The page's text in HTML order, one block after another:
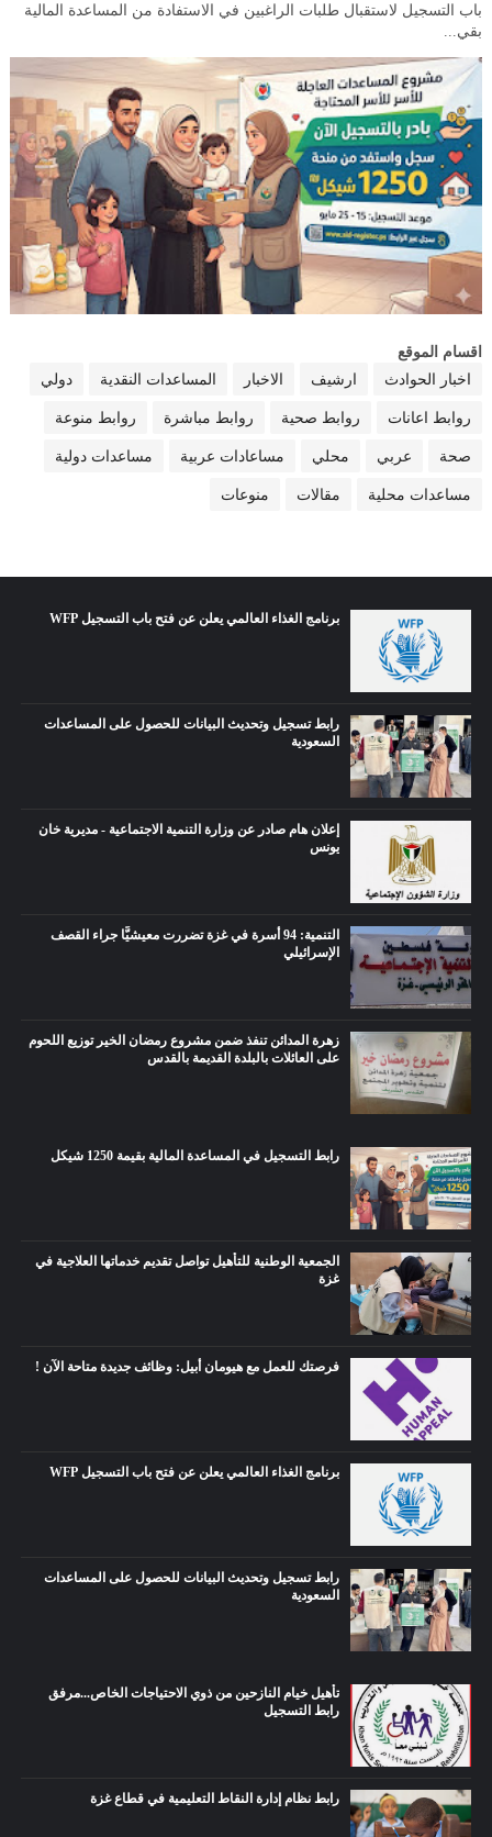
باب التسجيل لاستقبال طلبات الراغبين في الاستفادة من المساعدة المالية
بقي...
اقسام الموقع
اخبار الحوادث
ارشيف الاخبار المساعدات النقدية دولي
روابط اعانات روابط صحية روابط مباشرة روابط منوعة
صحة عربي محلي مساعادات عربية مساعدات دولية
مساعدات محلية مقالات منوعات
برنامج الغذاء العالمي يعلن عن فتح باب التسجيل WFP
رابط تسجيل وتحديث البيانات للحصول على المساعدات
السعودية
إعلان هام صادر عن وزارة التنمية الاجتماعية - مديرية خان
يونس
التنمية: 94 أسرة في غزة تضررت معيشيًّا جراء القصف
الإسرائيلي
زهرة المدائن تنفذ ضمن مشروع رمضان الخير توزيع اللحوم
على العائلات بالبلدة القديمة بالقدس
رابط التسجيل في المساعدة المالية بقيمة 1250 شيكل
الجمعية الوطنية للتأهيل تواصل تقديم خدماتها العلاجية في
غزة
فرصتك للعمل مع هيومان أبيل: وظائف جديدة متاحة الآن !
برنامج الغذاء العالمي يعلن عن فتح باب التسجيل WFP
رابط تسجيل وتحديث البيانات للحصول على المساعدات
السعودية
تأهيل خيام النازحين من ذوي الاحتياجات الخاص...مرفق
رابط التسجيل
رابط نظام إدارة النقاط التعليمية في قطاع غزة